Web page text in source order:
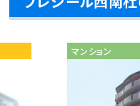
マンション